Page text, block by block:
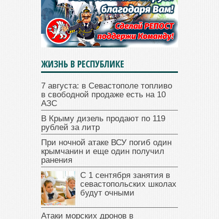
ЖИЗНЬ В РЕСПУБЛИКЕ
7 августа: в Севастополе топливо
в свободной продаже есть на 10
АЗС
В Крыму дизель продают по 119
рублей за литр
При ночной атаке ВСУ погиб один
крымчанин и еще один получил
ранения
С 1 сентября занятия в
севастопольских школах
будут очными
Атаки морских дронов в